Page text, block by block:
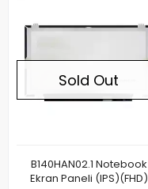
Sold Out
B140HAN02.1 Notebook
Ekran Paneli (IPS)(FHD)